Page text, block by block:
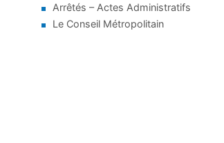
Arrêtés – Actes Administratifs
Le Conseil Métropolitain